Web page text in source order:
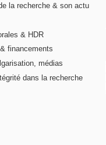
la recherche & son actu
& HDR
financements
médias
dans la recherche